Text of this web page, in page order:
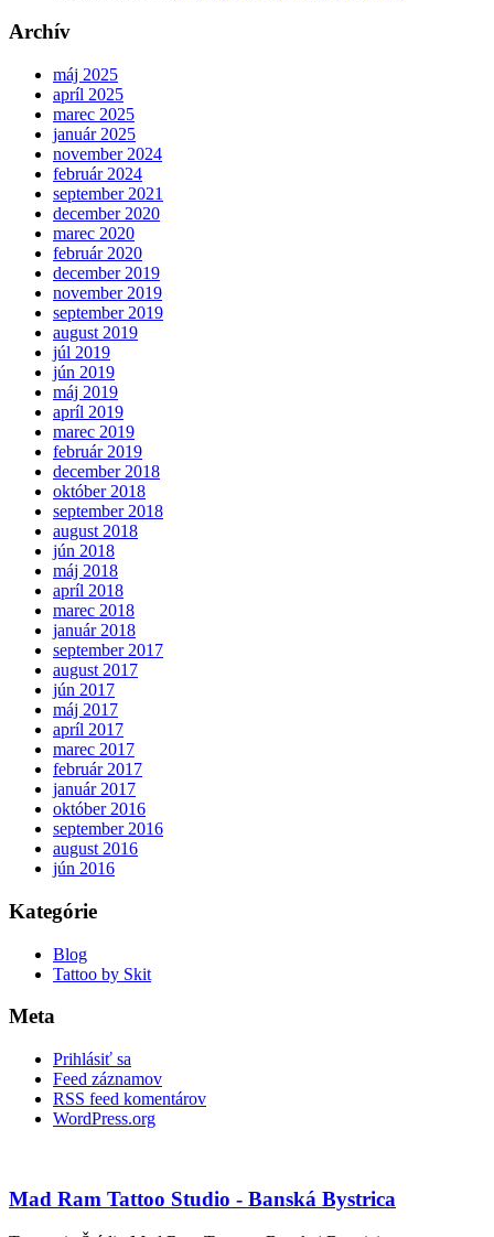
Archív
máj 2025
apríl 2025
marec 2025
január 2025
november 2024
február 2024
september 2021
december 2020
marec 2020
február 2020
december 2019
november 2019
september 2019
august 2019
júl 2019
jún 2019
máj 2019
apríl 2019
marec 2019
február 2019
december 2018
október 2018
september 2018
august 2018
jún 2018
máj 2018
apríl 2018
marec 2018
január 2018
september 2017
august 2017
jún 2017
máj 2017
apríl 2017
marec 2017
február 2017
január 2017
október 2016
september 2016
august 2016
jún 2016
Kategórie
Blog
Tattoo by Skit
Meta
Prihlásiť sa
Feed záznamov
RSS feed komentárov
WordPress.org
Mad Ram Tattoo Studio - Banská Bystrica